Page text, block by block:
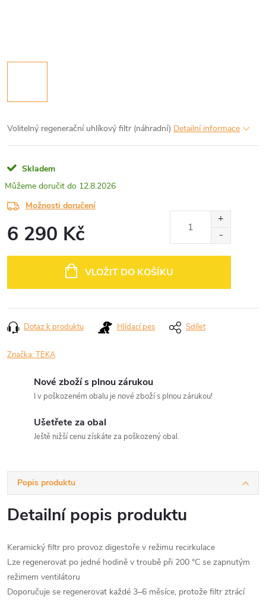
Volitelný regenerační uhlíkový filtr (náhradní) Detailní informace
Skladem
12.8.2026
Možnosti doručení
6 290 Kč
VLOŽIT DO KOŠÍKU
Dotaz k produktu Hlídací pes Sdílet
Značka:TEKA
Nové zboží s plnou zárukou
I v poškozeném obalu je nové zboží s plnou zárukou!
Ušetřete za obal
Ještě nižší cenu získáte za poškozený obal.
Popis produktu
Detailní popis produktu
Keramický filtr pro provoz digestoře v režimu recirkulace
Lze regenerovat po jedné hodině v troubě při 200 °C se zapnutým
režimem ventilátoru
Doporučuje se regenerovat každé 3–6 měsíce, protože filtr ztrácí